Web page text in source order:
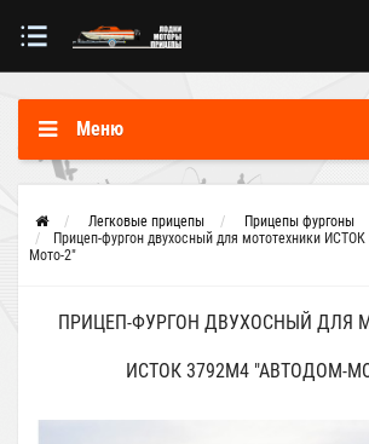
Меню
Легковые прицепы
Прицепы фургоны
Прицеп-фургон двухосный для мототехники
Мото-2"
ПРИЦЕП-ФУРГОН ДВУХОСНЫЙ ДЛЯ
ИСТОК 3792М4 "АВТОДОМ-